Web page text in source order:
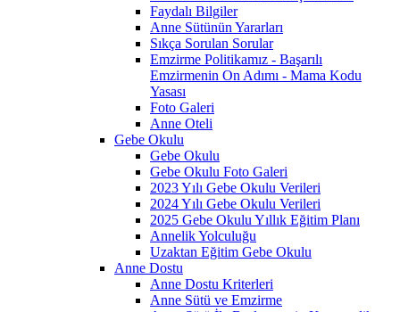
Faydalı Bilgiler
Anne Sütünün Yararları
Sıkça Sorulan Sorular
Emzirme Politikamız - Başarılı
Emzirmenin On Adımı - Mama Kodu
Yasası
Foto Galeri
Anne Oteli
Gebe Okulu
Gebe Okulu
Gebe Okulu Foto Galeri
2023 Yılı Gebe Okulu Verileri
2024 Yılı Gebe Okulu Verileri
2025 Gebe Okulu Yıllık Eğitim Planı
Annelik Yolculuğu
Uzaktan Eğitim Gebe Okulu
Anne Dostu
Anne Dostu Kriterleri
Anne Sütü ve Emzirme